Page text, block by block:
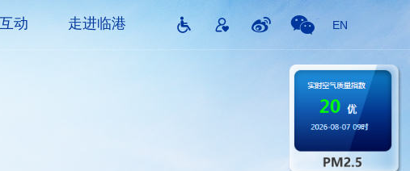
动 走进临港 EN